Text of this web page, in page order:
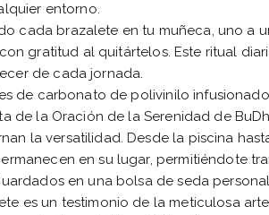
entorno.
cada brazalete en tu muñeca, uno a
gratitud al quitártelos. Este ritual
de cada jornada.
de carbonato de polivinilo
de la Oración de la Serenidad de
la versatilidad. Desde la piscina
en su lugar, permitiéndote
en una bolsa de seda
es un testimonio de la meticulosa